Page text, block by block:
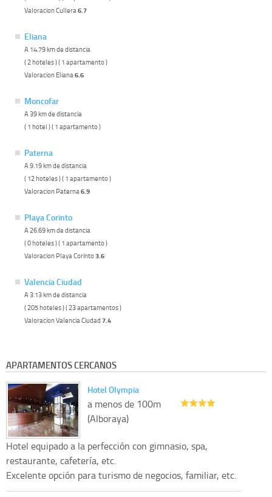
Valoracion Cullera 6.7
Eliana
A 14.79 km de distancia
( 2 hoteles ) ( 1 apartamento )
Valoracion Eliana 6.6
Moncofar
A 39 km de distancia
( 1 hotel ) ( 1 apartamento )
Paterna
A 9.19 km de distancia
( 12 hoteles ) ( 1 apartamento )
Valoracion Paterna 6.9
Playa Corinto
A 26.69 km de distancia
( 0 hoteles ) ( 1 apartamento )
Valoracion Playa Corinto3.6
Valencia Ciudad
A 3.13 km de distancia
( 205 hoteles ) ( 23 apartamentos )
Valoracion Valencia Ciudad 7.4
APARTAMENTOS CERCANOS
Hotel Olympia
a menos de 100m
(Alboraya)
Hotel equipado a la perfección con gimnasio, spa,
restaurante, cafetería, etc.
Excelente opción para turismo de negocios, familiar, etc.